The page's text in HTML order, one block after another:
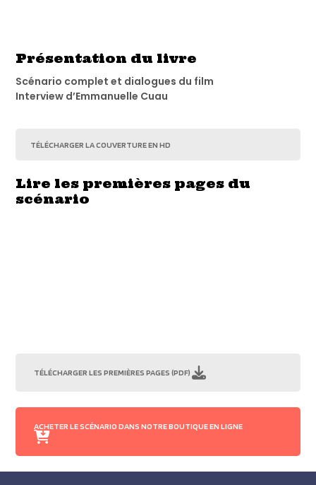
Présentation du livre
Scénario complet et dialogues du film
Interview d’Emmanuelle Cuau
TÉLÉCHARGER LA COUVERTURE EN HD
Lire les premières pages du
scénario
TÉLÉCHARGER LES PREMIÈRES PAGES (PDF)
ACHETER LE SCÉNARIO DANS NOTRE BOUTIQUE EN LIGNE